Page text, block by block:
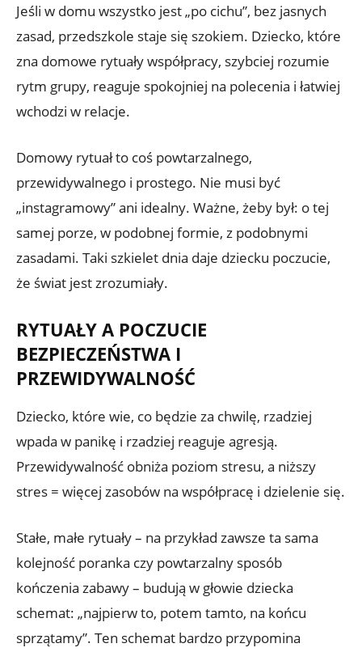
Jeśli w domu wszystko jest „po cichu”, bez jasnych
zasad, przedszkole staje się szokiem. Dziecko, które
zna domowe rytuały współpracy, szybciej rozumie
rytm grupy, reaguje spokojniej na polecenia i łatwiej
wchodzi w relacje.
Domowy rytuał to coś powtarzalnego,
przewidywalnego i prostego. Nie musi być
„instagramowy” ani idealny. Ważne, żeby był: o tej
samej porze, w podobnej formie, z podobnymi
zasadami. Taki szkielet dnia daje dziecku poczucie,
że świat jest zrozumiały.
RYTUAŁY A POCZUCIE
BEZPIECZEŃSTWA I
PRZEWIDYWALNOŚĆ
Dziecko, które wie, co będzie za chwilę, rzadziej
wpada w panikę i rzadziej reaguje agresją.
Przewidywalność obniża poziom stresu, a niższy
stres = więcej zasobów na współpracę i dzielenie się.
Stałe, małe rytuały – na przykład zawsze ta sama
kolejność poranka czy powtarzalny sposób
kończenia zabawy – budują w głowie dziecka
schemat: „najpierw to, potem tamto, na końcu
sprzątamy”. Ten schemat bardzo przypomina